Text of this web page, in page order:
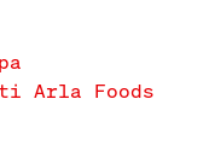
Arla Foods